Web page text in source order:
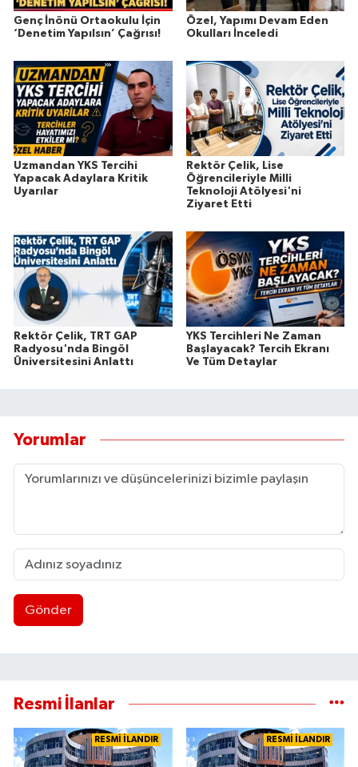
Genç İnönü Ortaokulu İçin
‘Denetim Yapılsın’ Çağrısı!
Özel, Yapımı Devam Eden
Okulları İnceledi
Uzmandan YKS Tercihi
Yapacak Adaylara Kritik
Uyarılar
Rektör Çelik, Lise
Öğrencileriyle Milli
Teknoloji Atölyesi'ni
Ziyaret Etti
Rektör Çelik, TRT GAP
Radyosu'nda Bingöl
Üniversitesini Anlattı
YKS Tercihleri Ne Zaman
Başlayacak? Tercih Ekranı
Ve Tüm Detaylar
Yorumlar
Gönder
Resmi İlanlar
RESMİ İLANDIR RESMİ İLANDIR